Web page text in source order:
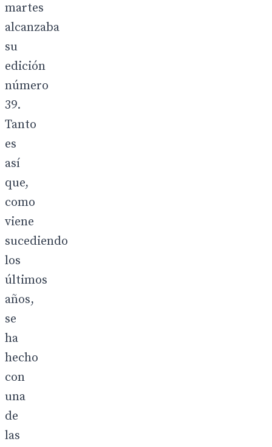
martes
alcanzaba
su
edición
número
39.
Tanto
es
así
que,
como
viene
sucediendo
los
últimos
años,
se
ha
hecho
con
una
de
las